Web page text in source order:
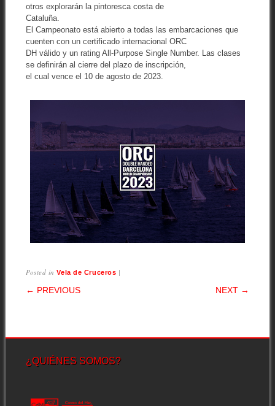
otros explorarán la pintoresca costa de
Cataluña.
El Campeonato está abierto a todas las embarcaciones que
cuenten con un certificado internacional ORC
DH válido y un rating All-Purpose Single Number. Las clases
se definirán al cierre del plazo de inscripción,
el cual vence el 10 de agosto de 2023.
Posted inVela de Cruceros |
POST NAVIGATION
← PREVIOUS NEXT →
¿QUIÉNES SOMOS?